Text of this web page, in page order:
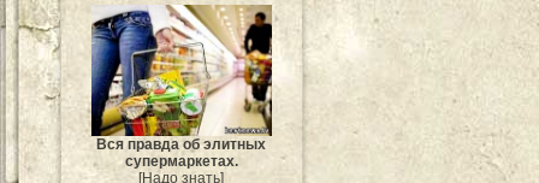
Вся правда об элитных
супермаркетах.
[Надо знать]